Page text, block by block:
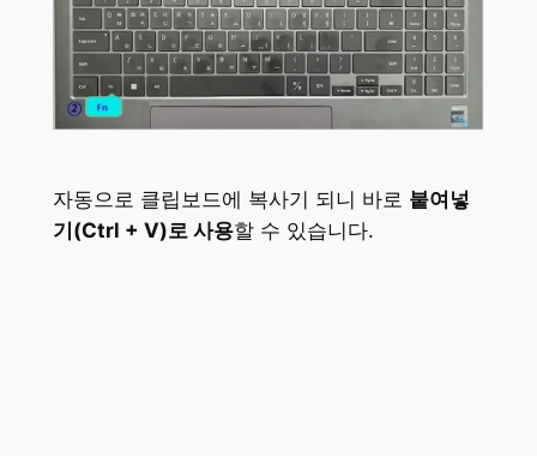
자동으로 클립보드에 복사기 되니 바로 붙여넣
기(Ctrl + V)로 사용할 수 있습니다.